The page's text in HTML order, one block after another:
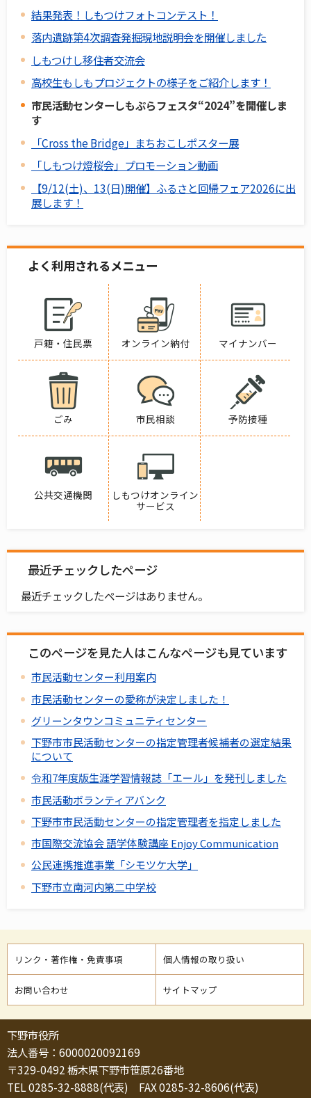
結果発表！しもつけフォトコンテスト！
落内遺跡第4次調査発掘現地説明会を開催しました
しもつけし移住者交流会
高校生もしもプロジェクトの様子をご紹介します！
市民活動センターしもぷらフェスタ“2024”を開催しま
す
「Cross the Bridge」まちおこしポスター展
「しもつけ燈桜会」プロモーション動画
【9/12(土)、13(日)開催】ふるさと回帰フェア2026に出
展します！
よく利用されるメニュー
戸籍・住民票 オンライン納付 マイナンバー
ごみ 市民相談 予防接種
公共交通機関
しもつけオンライン
サービス
最近チェックしたページ
最近チェックしたページはありません。
このページを見た人はこんなページも見ています
市民活動センター利用案内
市民活動センターの愛称が決定しました！
グリーンタウンコミュニティセンター
下野市市民活動センターの指定管理者候補者の選定結果
について
令和7年度版生涯学習情報誌「エール」を発刊しました
市民活動ボランティアバンク
下野市市民活動センターの指定管理者を指定しました
市国際交流協会 語学体験講座 Enjoy Communication
公民連携推進事業「シモツケ大学」
下野市立南河内第二中学校
リンク・著作権・免責事項 個人情報の取り扱い
お問い合わせ サイトマップ
下野市役所
法人番号：6000020092169
〒329-0492 栃木県下野市笹原26番地
TEL 0285-32-8888(代表) FAX 0285-32-8606(代表)